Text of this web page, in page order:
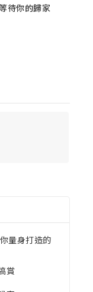
待你的歸家
量身打造的
賞